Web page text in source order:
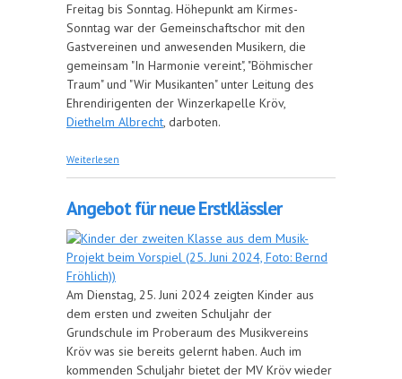
Freitag bis Sonntag. Höhepunkt am Kirmes-
Sonntag war der Gemeinschaftschor mit den
Gastvereinen und anwesenden Musikern, die
gemeinsam "In Harmonie vereint", "Böhmischer
Traum" und "Wir Musikanten" unter Leitung des
Ehrendirigenten der Winzerkapelle Kröv,
Diethelm Albrecht, darboten.
Weiterlesen
Angebot für neue Erstklässler
Am Dienstag, 25. Juni 2024 zeigten Kinder aus
dem ersten und zweiten Schuljahr der
Grundschule im Proberaum des Musikvereins
Kröv was sie bereits gelernt haben. Auch im
kommenden Schuljahr bietet der MV Kröv wieder